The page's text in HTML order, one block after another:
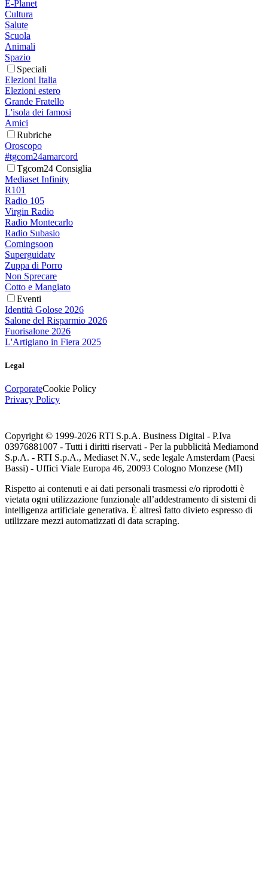
E-Planet
Cultura
Salute
Scuola
Animali
Spazio
Speciali
Elezioni Italia
Elezioni estero
Grande Fratello
L'isola dei famosi
Amici
Rubriche
Oroscopo
#tgcom24amarcord
Tgcom24 Consiglia
Mediaset Infinity
R101
Radio 105
Virgin Radio
Radio Montecarlo
Radio Subasio
Comingsoon
Superguidatv
Zuppa di Porro
Non Sprecare
Cotto e Mangiato
Eventi
Identità Golose 2026
Salone del Risparmio 2026
Fuorisalone 2026
L'Artigiano in Fiera 2025
Legal
CorporateCookie Policy
Privacy Policy
Copyright © 1999-2026 RTI S.p.A. Business Digital - P.Iva
03976881007 - Tutti i diritti riservati - Per la pubblicità Mediamond
S.p.A. - RTI S.p.A., Mediaset N.V., sede legale Amsterdam (Paesi
Bassi) - Uffici Viale Europa 46, 20093 Cologno Monzese (MI)
Rispetto ai contenuti e ai dati personali trasmessi e/o riprodotti è
vietata ogni utilizzazione funzionale all’addestramento di sistemi di
intelligenza artificiale generativa. È altresì fatto divieto espresso di
utilizzare mezzi automatizzati di data scraping.